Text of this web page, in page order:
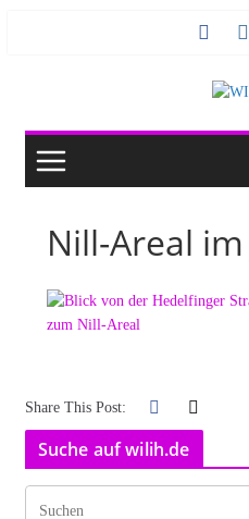
Nill-Areal
Share This Post:
Suche auf wilih.de